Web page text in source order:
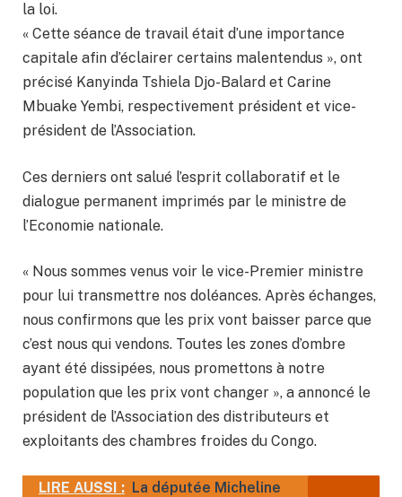
la loi.
« Cette séance de travail était d’une importance
capitale afin d’éclairer certains malentendus », ont
précisé Kanyinda Tshiela Djo-Balard et Carine
Mbuake Yembi, respectivement président et vice-
président de l’Association.
Ces derniers ont salué l’esprit collaboratif et le
dialogue permanent imprimés par le ministre de
l’Economie nationale.
« Nous sommes venus voir le vice-Premier ministre
pour lui transmettre nos doléances. Après échanges,
nous confirmons que les prix vont baisser parce que
c’est nous qui vendons. Toutes les zones d’ombre
ayant été dissipées, nous promettons à notre
population que les prix vont changer », a annoncé le
président de l’Association des distributeurs et
exploitants des chambres froides du Congo.
LIRE AUSSI : La députée Micheline